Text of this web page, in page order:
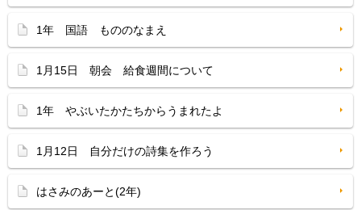
1年 国語 もののなまえ
1月15日 朝会 給食週間について
1年 やぶいたかたちからうまれたよ
1月12日 自分だけの詩集を作ろう
はさみのあーと(2年)